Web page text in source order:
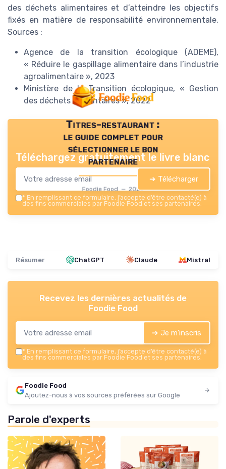
des déchets alimentaires et d’atteindre les objectifs
fixés en matière de responsabilité environnementale.
Sources :
Agence de la transition écologique (ADEME),
« Réduire le gaspillage alimentaire dans l’industrie
agroalimentaire », 2023
Ministère de la Transition écologique, « Gestion
des déchets alimentaires », 2022
Titres-restaurant :
le guide complet pour
sélectionner le bon
partenaire
Foodie Food — 2026
Téléchargez gratuitement le livre blanc
➔ Télécharger
* En remplissant ce formulaire, j’accepte d’être contacté(e) à
des fins commerciales par Foodie Food et ses partenaires.
Résumer ChatGPT Claude Mistral
Recevez les dernières actualités de
Foodie Food
➔ Je m'inscris
* En remplissant ce formulaire, j’accepte d’être contacté(e) à
des fins commerciales par Foodie Food et ses partenaires.
Foodie Food
Ajoutez-nous à vos sources préférées sur Google
Parole d'experts